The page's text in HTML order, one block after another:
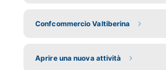
Confcommercio Valtiberina
Aprire una nuova attività